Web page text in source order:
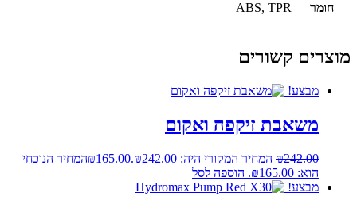
חומר ABS, TPR
מוצרים קשורים
מבצע!
משאבת זיקפה ואקום
₪242.00 המחיר המקורי היה: ₪242.00. ₪165.00
המחיר הנוכחי
הוא: ₪165.00.
הוספה לסל
מבצע!